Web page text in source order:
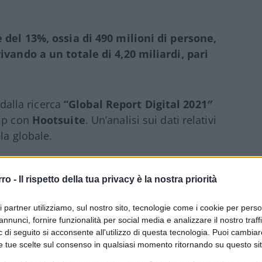
- Il rispetto della tua privacy è la nostra priorità
partner utilizziamo, sul nostro sito, tecnologie come i cookie per
fornire funzionalità per social media e analizzare il nostro
di seguito si acconsente all'utilizzo di questa tecnologia. Puoi
tue scelte sul consenso in qualsiasi momento ritornando su questo
13%, ossia di 490 milioni di persone,
a un totale di 4,20 miliardi, pari
ricerca “Global Report Digital 2021″
con Hootsuite. Un’analisi sui dati relativi
globale.
la popolazione mondiale registra
le Nazioni Unite il tasso di crescita
popolazione mondiale è cresciuta di circa